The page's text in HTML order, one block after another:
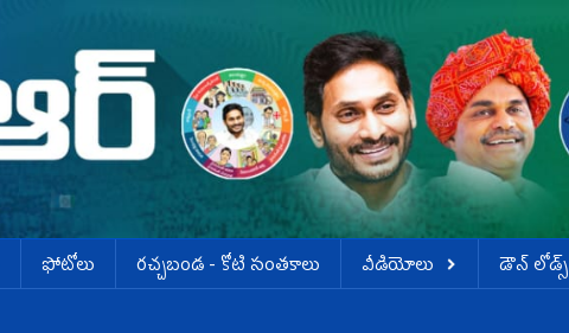
ఫోటోలు ర‌చ్చ‌బండ‌ - కోటి సంత‌కాలు వీడియోలు డౌన్ లోడ్స్